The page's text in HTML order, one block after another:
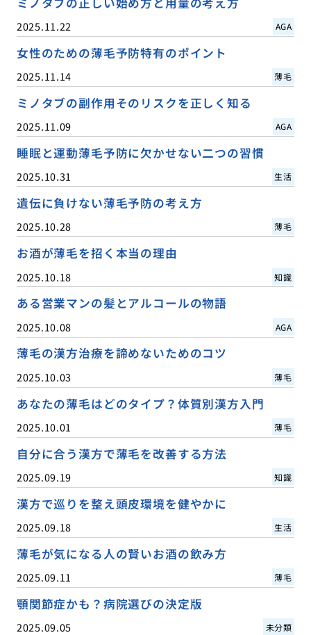
2025.11.22 AGA
女性のための薄毛予防特有のポイント
2025.11.14 薄毛
ミノタブの副作用そのリスクを正しく知る
2025.11.09 AGA
睡眠と運動薄毛予防に欠かせない二つの習慣
2025.10.31 生活
遺伝に負けない薄毛予防の考え方
2025.10.28 薄毛
お酒が薄毛を招く本当の理由
2025.10.18 知識
ある営業マンの髪とアルコールの物語
2025.10.08 AGA
薄毛の漢方治療を諦めないためのコツ
2025.10.03 薄毛
あなたの薄毛はどのタイプ？体質別漢方入門
2025.10.01 薄毛
自分に合う漢方で薄毛を改善する方法
2025.09.19 知識
漢方で巡りを整え頭皮環境を健やかに
2025.09.18 生活
薄毛が気になる人の賢いお酒の飲み方
2025.09.11 薄毛
顎関節症かも？病院選びの決定版
2025.09.05 未分類